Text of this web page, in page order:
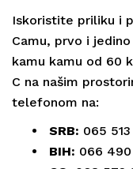
Iskoristite priliku i
Camu, prvo i
kamu kamu od 60
C na našim
telefonom na:
• SRB: 065
• BIH: 066